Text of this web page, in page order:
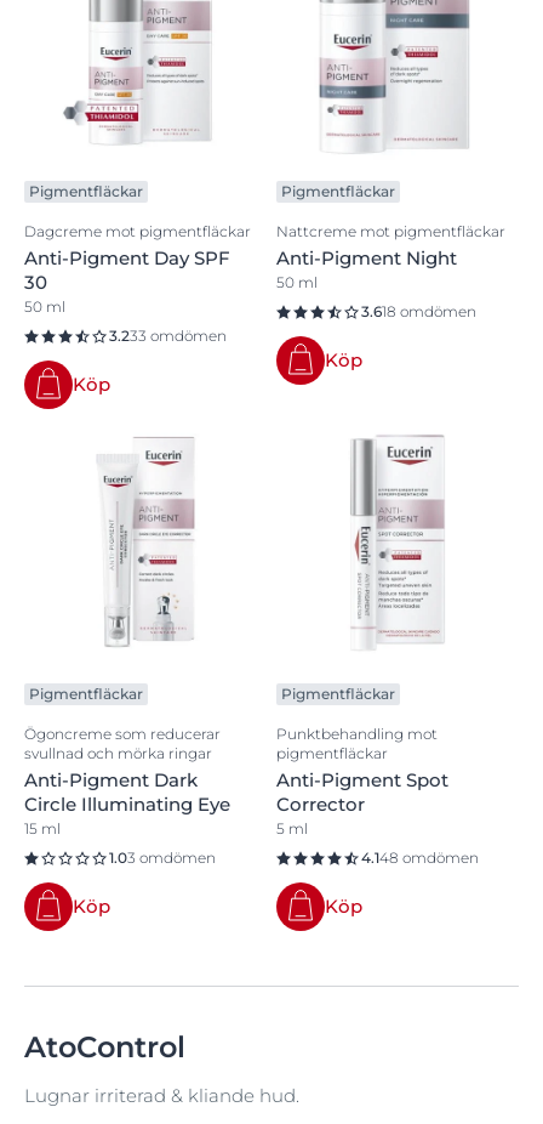
Pigmentfläckar
Dagcreme mot pigmentfläckar
Anti-Pigment Day SPF
30
50 ml
3.233 omdömen
Köp
Pigmentfläckar
Nattcreme mot pigmentfläckar
Anti-Pigment Night
50 ml
3.618 omdömen
Köp
Pigmentfläckar
Ögoncreme som reducerar
svullnad och mörka ringar
Anti-Pigment Dark
Circle Illuminating Eye
15 ml
1.03 omdömen
Köp
Pigmentfläckar
Punktbehandling mot
pigmentfläckar
Anti-Pigment Spot
Corrector
5 ml
4.148 omdömen
Köp
AtoControl
Lugnar irriterad & kliande hud.